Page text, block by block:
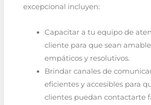
excepcional incluyen:
Capacitar a tu equipo de
cliente para que sean
empáticos y resolutivos.
Brindar canales de
eficientes y accesibles para
clientes puedan contactarte